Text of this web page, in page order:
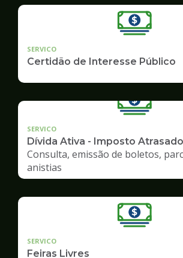
SERVICO
Certidão de Interesse Público
SERVICO
Dívida Ativa - Imposto Atrasado
Consulta, emissão de boletos,
anistias
SERVICO
Feiras Livres